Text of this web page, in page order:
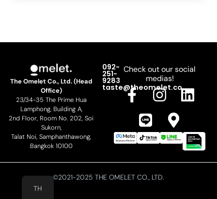
The Omelet Co., Ltd. (Head
Office)
23/34-35 The Prime Hua
Lamphong, Building A,
2nd Floor, Room No. 202, Soi
Sukorn,
Talat Noi, Samphanthawong,
Bangkok 10100
092-
251-
9283
taste@theomelet.co
Check out our social
medias!
F
a
c
e
o
o
I
n
t
g
r
L
i
k
e
d
L
n
e
M
p
-
m
a
©2021-2025 THE OMELET CO., LTD.
TH